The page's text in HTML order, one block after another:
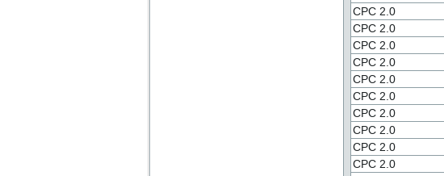
CPC 2.0
CPC 2.0
CPC 2.0
CPC 2.0
CPC 2.0
CPC 2.0
CPC 2.0
CPC 2.0
CPC 2.0
CPC 2.0